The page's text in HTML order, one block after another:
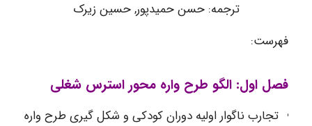
ترجمه: حسن حمیدپور, حسین زیرک
فهرست:
فصل اول: الگو طرح واره محور استرس شغلی
تجارب ناگوار اولیه دوران کودکی و شکل گیری طرح واره